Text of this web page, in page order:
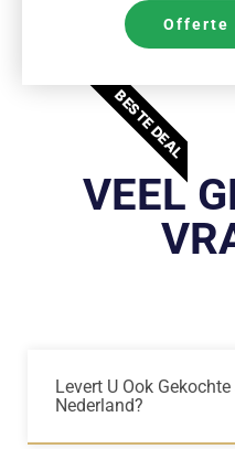
Offerte
BESTE DEAL
VEEL
Levert U Ook
Nederland?